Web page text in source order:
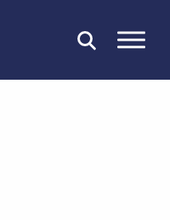
FERMER